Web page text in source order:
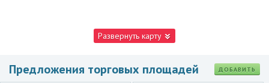
Развернуть карту
ДОБАВИТЬ
Предложения торговых площадей